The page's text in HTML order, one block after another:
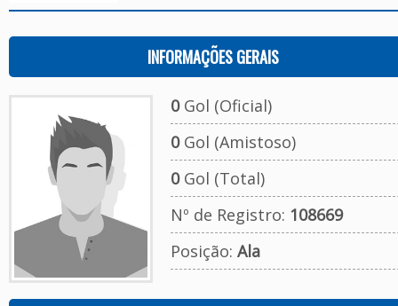
INFORMAÇÕES GERAIS
0Gol (Oficial)
0Gol (Amistoso)
0Gol (Total)
Nº de Registro: 108669
Posição: Ala